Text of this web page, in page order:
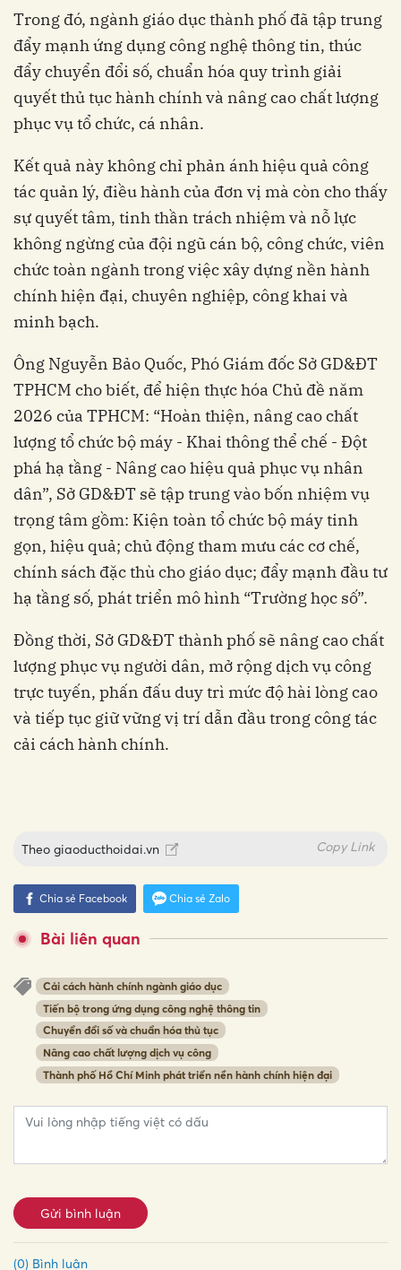
Trong đó, ngành giáo dục thành phố đã tập trung
đẩy mạnh ứng dụng công nghệ thông tin, thúc
đẩy chuyển đổi số, chuẩn hóa quy trình giải
quyết thủ tục hành chính và nâng cao chất lượng
phục vụ tổ chức, cá nhân.
Kết quả này không chỉ phản ánh hiệu quả công
tác quản lý, điều hành của đơn vị mà còn cho thấy
sự quyết tâm, tinh thần trách nhiệm và nỗ lực
không ngừng của đội ngũ cán bộ, công chức, viên
chức toàn ngành trong việc xây dựng nền hành
chính hiện đại, chuyên nghiệp, công khai và
minh bạch.
Ông Nguyễn Bảo Quốc, Phó Giám đốc Sở GD&ĐT
TPHCM cho biết, để hiện thực hóa Chủ đề năm
2026 của TPHCM: “Hoàn thiện, nâng cao chất
lượng tổ chức bộ máy - Khai thông thể chế - Đột
phá hạ tầng - Nâng cao hiệu quả phục vụ nhân
dân”, Sở GD&ĐT sẽ tập trung vào bốn nhiệm vụ
trọng tâm gồm: Kiện toàn tổ chức bộ máy tinh
gọn, hiệu quả; chủ động tham mưu các cơ chế,
chính sách đặc thù cho giáo dục; đẩy mạnh đầu tư
hạ tầng số, phát triển mô hình “Trường học số”.
Đồng thời, Sở GD&ĐT thành phố sẽ nâng cao chất
lượng phục vụ người dân, mở rộng dịch vụ công
trực tuyến, phấn đấu duy trì mức độ hài lòng cao
và tiếp tục giữ vững vị trí dẫn đầu trong công tác
cải cách hành chính.
Theo giaoducthoidai.vn Copy Link
Chia sẻ Facebook Chia sẻ Zalo
Bài liên quan
Cải cách hành chính ngành giáo dục
Tiến bộ trong ứng dụng công nghệ thông tin
Chuyển đổi số và chuẩn hóa thủ tục
Nâng cao chất lượng dịch vụ công
Thành phố Hồ Chí Minh phát triển nền hành chính hiện đại
Gửi bình luận
(0) Bình luận